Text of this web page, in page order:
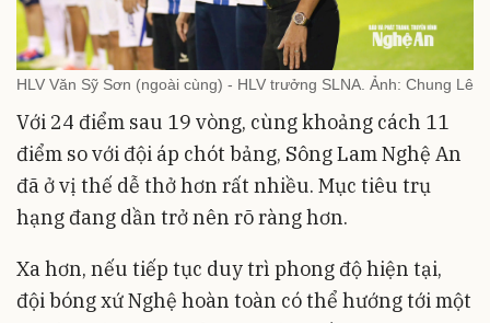
HLV Văn Sỹ Sơn (ngoài cùng) - HLV trưởng SLNA. Ảnh: Chung Lê
Với 24 điểm sau 19 vòng, cùng khoảng cách 11
điểm so với đội áp chót bảng, Sông Lam Nghệ An
đã ở vị thế dễ thở hơn rất nhiều. Mục tiêu trụ
hạng đang dần trở nên rõ ràng hơn.
Xa hơn, nếu tiếp tục duy trì phong độ hiện tại,
đội bóng xứ Nghệ hoàn toàn có thể hướng tới một